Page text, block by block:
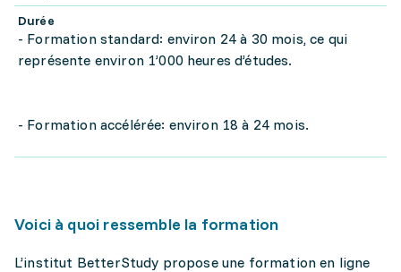
Durée
- Formation standard: environ 24 à 30 mois, ce qui
représente environ 1’000 heures d’études.
- Formation accélérée: environ 18 à 24 mois.
Voici à quoi ressemble la formation
L’institut BetterStudy propose une formation en ligne